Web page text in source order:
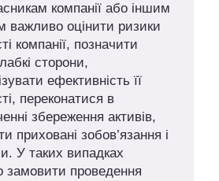
компанії або іншим
важливо оцінити ризики
компанії, позначити
сторони,
ефективність її
переконатися в
збереження активів,
приховані зобов’язання і
У таких випадках
замовити проведення